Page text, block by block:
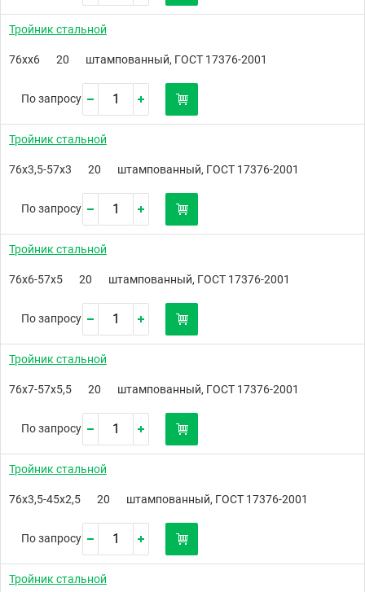
Тройник стальной
76хх6 20 штампованный, ГОСТ 17376-2001
По запросу
Тройник стальной
76х3,5-57х3 20 штампованный, ГОСТ 17376-2001
По запросу
Тройник стальной
76х6-57х5 20 штампованный, ГОСТ 17376-2001
По запросу
Тройник стальной
76х7-57х5,5 20 штампованный, ГОСТ 17376-2001
По запросу
Тройник стальной
76х3,5-45х2,5 20 штампованный, ГОСТ 17376-2001
По запросу
Тройник стальной